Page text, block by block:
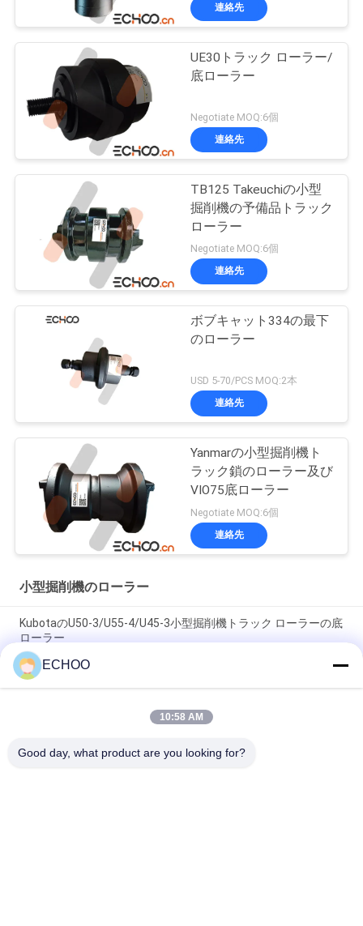
連絡先
UE30トラック ローラー/
底ローラー
Negotiate MOQ:6個
連絡先
TB125 Takeuchiの小型
掘削機の予備品トラック
ローラー
Negotiate MOQ:6個
連絡先
ボブキャット334の最下
のローラー
USD 5-70/PCS MOQ:2本
連絡先
Yanmarの小型掘削機ト
ラック鎖のローラー及び
VIO75底ローラー
Negotiate MOQ:6個
連絡先
小型掘削機のローラー
KubotaのU50-3/U55-4/U45-3小型掘削機トラック ローラーの底
ローラー
9106672トラック ローラー9106672の小型掘削機の下部構造は
最下のローラーを分けます
TB020トラック ローラーTakeuchiは小型坑夫の下部構造の部品
ECHOO
10:58 AM
Good day, what product are you looking for?